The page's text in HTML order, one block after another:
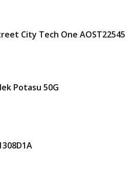
City Tech One AOST22545
Potasu 50G